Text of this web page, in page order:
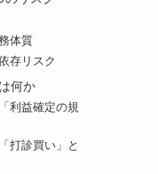
体質
存リスク
何か
利益確定の規
打診買い」と